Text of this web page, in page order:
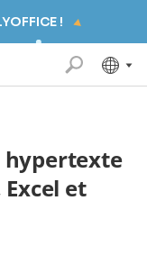
!
hypertexte
et